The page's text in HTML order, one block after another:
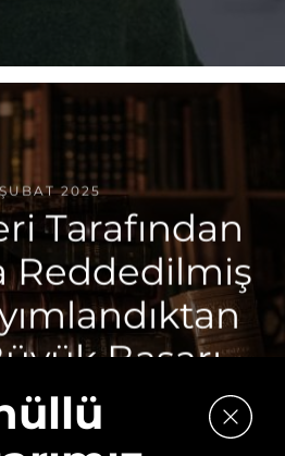
2025
Tarafından
Reddedilmiş
Başarı
10 Eser